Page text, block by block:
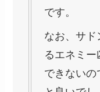
です。
なお、サド
るエネミ
できないの